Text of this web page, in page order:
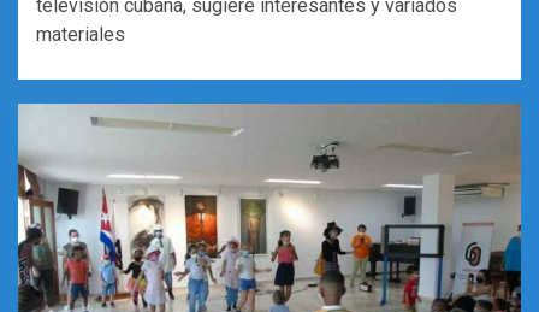
televisión cubana, sugiere interesantes y variados
materiales